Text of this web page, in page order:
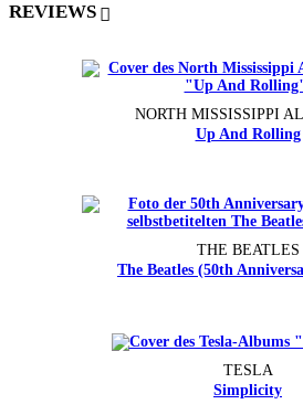
REVIEWS
NORTH MISSISSIPPI
Up And Rolling
THE BEATLES
The Beatles (50th
TESLA
Simplicity